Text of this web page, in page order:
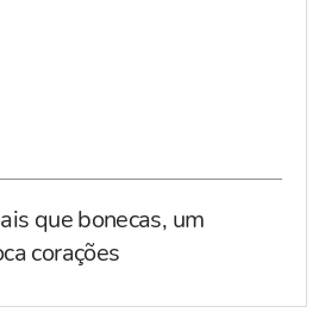
que bonecas, um
corações